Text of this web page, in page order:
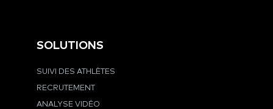
SOLUTIONS
SUIVI DES ATHLÈTES
RECRUTEMENT
ANALYSE VIDÉO